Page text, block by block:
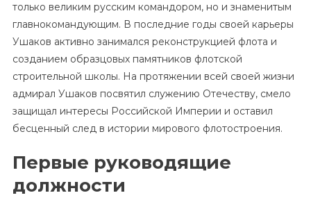
только великим русским командором, но и знаменитым
главнокомандующим. В последние годы своей карьеры
Ушаков активно занимался реконструкцией флота и
созданием образцовых памятников флотской
строительной школы. На протяжении всей своей жизни
адмирал Ушаков посвятил служению Отечеству, смело
защищал интересы Российской Империи и оставил
бесценный след в истории мирового флотостроения.
Первые руководящие
должности